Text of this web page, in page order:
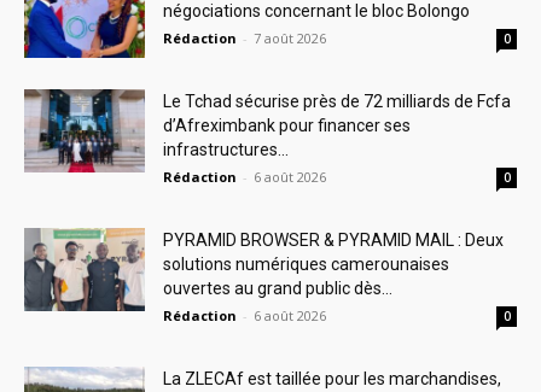
négociations concernant le bloc Bolongo
Rédaction - 7 août 2026 0
Le Tchad sécurise près de 72 milliards de Fcfa
d’Afreximbank pour financer ses
infrastructures...
Rédaction - 6 août 2026 0
PYRAMID BROWSER & PYRAMID MAIL : Deux
solutions numériques camerounaises
ouvertes au grand public dès...
Rédaction - 6 août 2026 0
La ZLECAf est taillée pour les marchandises,